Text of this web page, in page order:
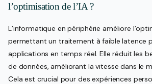
l’optimisation de l’IA ?
L’informatique en périphérie améliore
permettant un traitement à faible latence
applications en temps réel. Elle réduit les
de données, améliorant la vitesse dans le
Cela est crucial pour des expériences